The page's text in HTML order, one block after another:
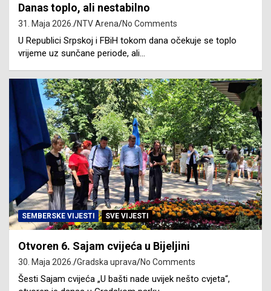
Danas toplo, ali nestabilno
31. Maja 2026. NTV Arena No Comments
U Republici Srpskoj i FBiH tokom dana očekuje se toplo
vrijeme uz sunčane periode, ali…
SEMBERSKE VIJESTI SVE VIJESTI
Otvoren 6. Sajam cvijeća u Bijeljini
30. Maja 2026. Gradska uprava No Comments
Šesti Sajam cvijeća „U bašti nade uvijek nešto cvjeta“,